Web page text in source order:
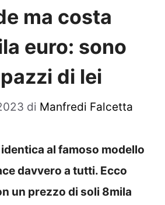
ma costa
euro: sono
di lei
di Manfredi Falcetta
identica al famoso modello
davvero a tutti. Ecco
un prezzo di soli 8mila